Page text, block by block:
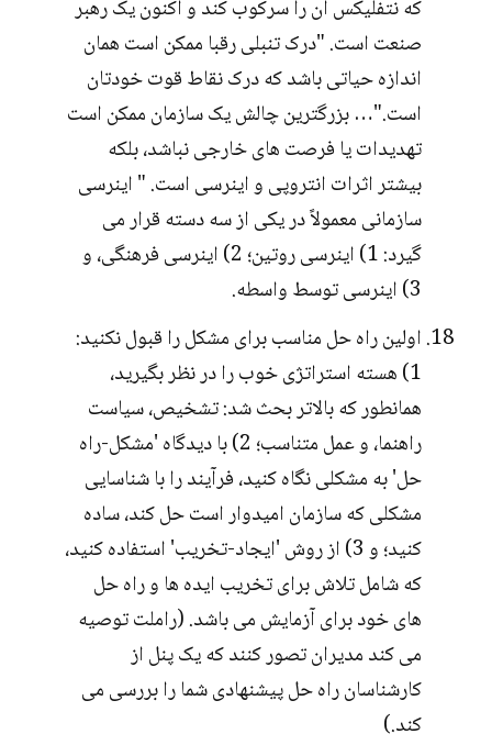
که نتفلیکس آن را سرکوب کند و اکنون یک رهبر
صنعت است. "درک تنبلی رقبا ممکن است همان
اندازه حیاتی باشد که درک نقاط قوت خودتان
است."… بزرگترین چالش یک سازمان ممکن است
تهدیدات یا فرصت های خارجی نباشد، بلکه
بیشتر اثرات انتروپی و اینرسی است. " اینرسی
سازمانی معمولاً در یکی از سه دسته قرار می
گیرد: 1) اینرسی روتین؛ 2) اینرسی فرهنگی، و
3) اینرسی توسط واسطه.
اولین راه حل مناسب برای مشکل را قبول نکنید:
1) هسته استراتژی خوب را در نظر بگیرید،
همانطور که بالاتر بحث شد: تشخیص، سیاست
راهنما، و عمل متناسب؛ 2) با دیدگاه 'مشکل-راه
حل' به مشکلی نگاه کنید، فرآیند را با شناسایی
مشکلی که سازمان امیدوار است حل کند، ساده
کنید؛ و 3) از روش 'ایجاد-تخریب' استفاده کنید،
که شامل تلاش برای تخریب ایده ها و راه حل
های خود برای آزمایش می باشد. (راملت توصیه
می کند مدیران تصور کنند که یک پنل از
کارشناسان راه حل پیشنهادی شما را بررسی می
کند.)